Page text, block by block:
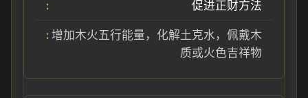
促进正财方法
增加木火五行能量，化解土克水，佩戴木
质或火色吉祥物